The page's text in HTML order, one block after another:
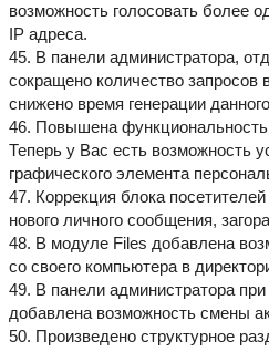
возможность голосовать более
IP адреса.
45. В панели администратора,
сокращено количество
снижено время генерации
46. Повышена
Теперь у Вас есть возможность
графического элемента
47. Коррекция блока
нового личного сообщения,
48. В модуле Files добавлена
со своего компьютера в
49. В панели администратора
добавлена возможность смены
50. Произведено структурное